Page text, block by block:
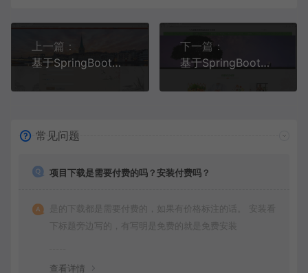
上一篇：
基于SpringBoot+MySQL+SSM+Vue.js的古风生活体验系统(附论文)
下一篇：
基于SpringBoot+MySQL+Vue.js的个人健康管理系统(附论文)
常见问题
项目下载是需要付费的吗？安装付费吗？
是的下载都是需要付费的，如果有价格标注的话。 安装看
下标题旁边写的，有写明是免费的就是免费安装
查看详情